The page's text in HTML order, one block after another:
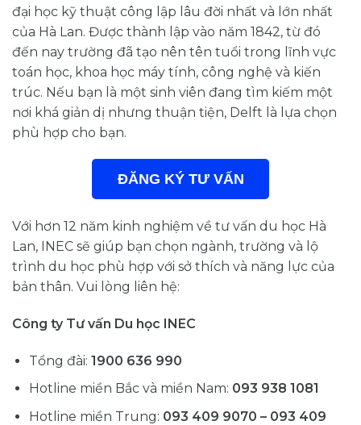
đại học kỹ thuật công lập lâu đời nhất và lớn nhất
của Hà Lan. Được thành lập vào năm 1842, từ đó
đến nay trường đã tạo nên tên tuổi trong lĩnh vực
toán học, khoa học máy tính, công nghệ và kiến
trúc. Nếu bạn là một sinh viên đang tìm kiếm một
nơi khá giản dị nhưng thuận tiện, Delft là lựa chọn
phù hợp cho bạn.
ĐĂNG KÝ TƯ VẤN
Với hơn 12 năm kinh nghiệm về tư vấn du học Hà
Lan, INEC sẽ giúp bạn chọn ngành, trường và lộ
trình du học phù hợp với sở thích và năng lực của
bản thân. Vui lòng liên hệ:
Công ty Tư vấn Du học INEC
Tổng đài: 1900 636 990
Hotline miền Bắc và miền Nam: 093 938 1081
Hotline miền Trung: 093 409 9070 – 093 409